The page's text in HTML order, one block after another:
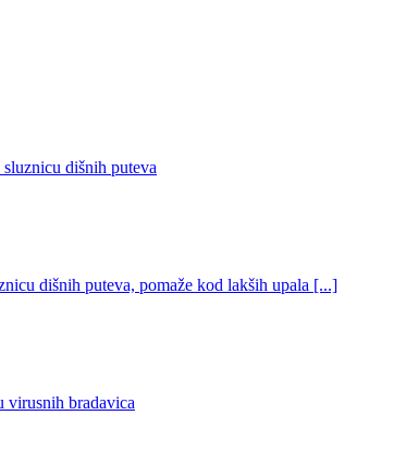
dišnih puteva
dišnih puteva, pomaže kod lakših upala [...]
virusnih bradavica